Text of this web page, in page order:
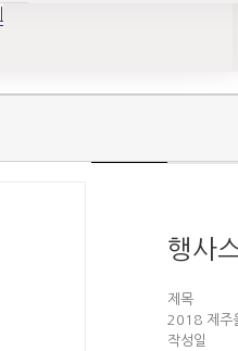
행사
제목
2018 제주
작성일